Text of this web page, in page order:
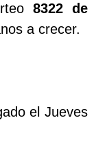
8322 de
a crecer.
el Jueves